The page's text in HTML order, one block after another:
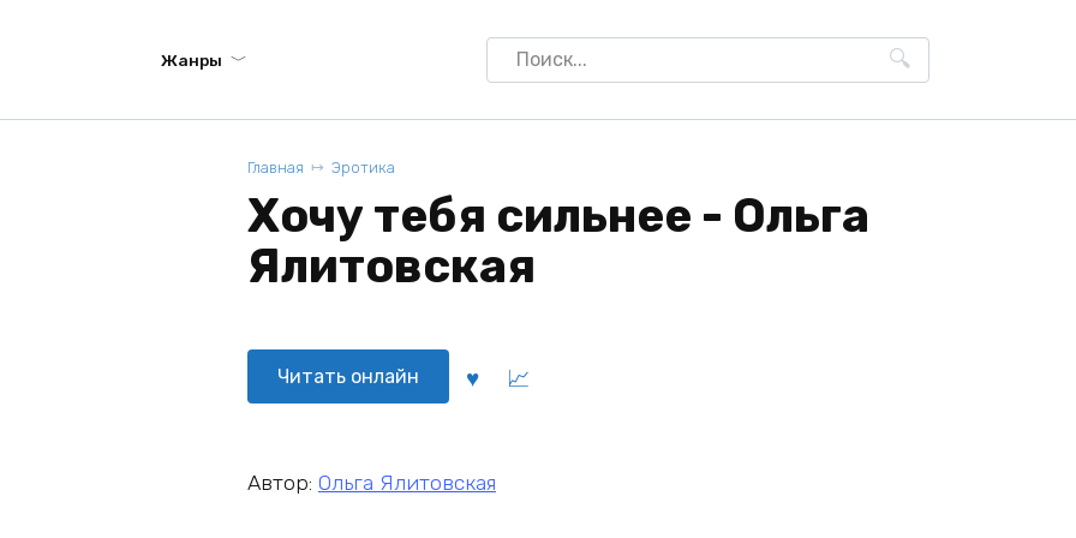
Жанры
Search
for:
Главная Эротика
Хочу тебя сильнее - Ольга
Ялитовская
Читать онлайн
Автор: Ольга Ялитовская